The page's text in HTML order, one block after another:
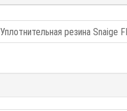
Уплотнительная резина Snaige